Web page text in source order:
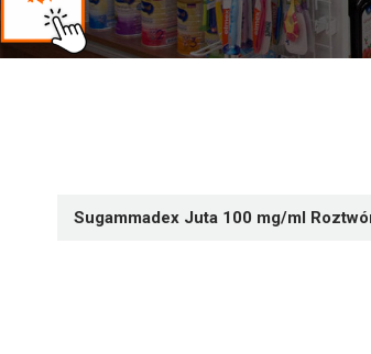
Sugammadex Juta 100 mg/ml